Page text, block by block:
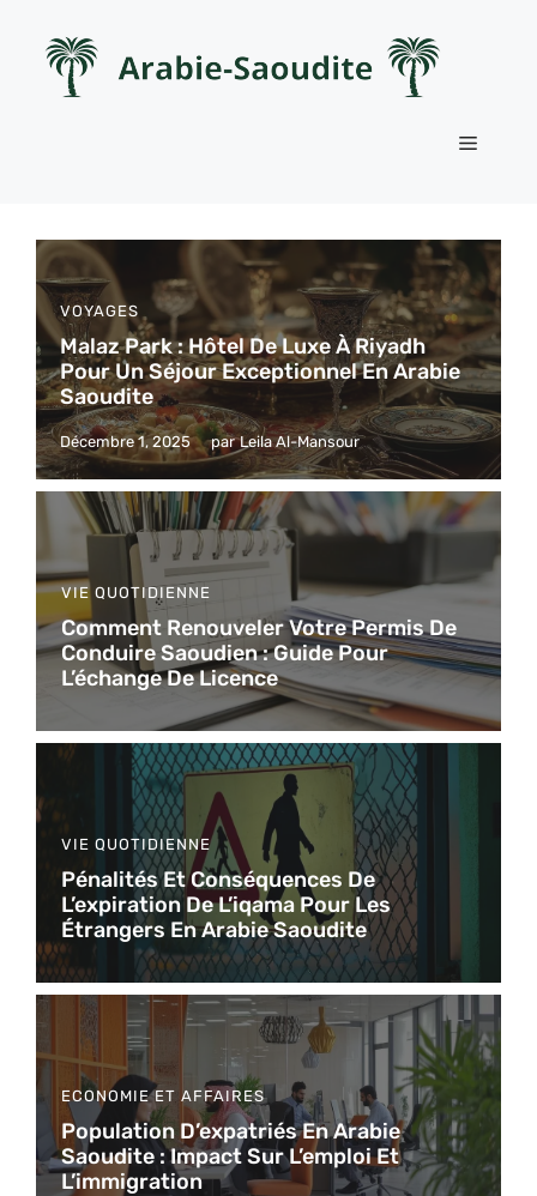
contenu
Menu
VOYAGES
Malaz Park : Hôtel De Luxe À Riyadh
Pour Un Séjour Exceptionnel En Arabie
Saoudite
Décembre 1, 2025 par Leila Al-Mansour
VIE QUOTIDIENNE
Comment Renouveler Votre Permis De
Conduire Saoudien : Guide Pour
L’échange De Licence
VIE QUOTIDIENNE
Pénalités Et Conséquences De
L’expiration De L’iqama Pour Les
Étrangers En Arabie Saoudite
ECONOMIE ET AFFAIRES
Population D’expatriés En Arabie
Saoudite : Impact Sur L’emploi Et
L’immigration